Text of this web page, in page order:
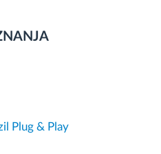
Plug & Play